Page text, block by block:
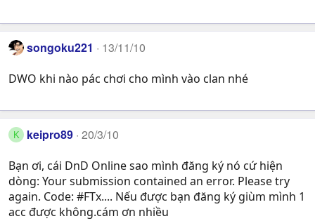
songoku221 13/11/10
DWO khi nào pác chơi cho mình vào clan nhé
K keipro89 20/3/10
Bạn ơi, cái DnD Online sao mình đăng ký nó cứ hiện
dòng: Your submission contained an error. Please try
again. Code: #FTx.... Nếu được bạn đăng ký giùm mình 1
acc được không.cám ơn nhiều